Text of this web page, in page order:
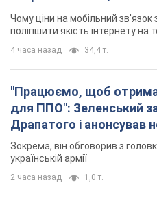
Чому ціни на мобільний зв'язок
поліпшити якість інтернету на
4 часа назад 34,4 т.
"Працюємо, щоб
для ППО": Зеленський
Драпатого і анонсував
Зокрема, він обговорив з
українській армії
2 часа назад 1,0 т.